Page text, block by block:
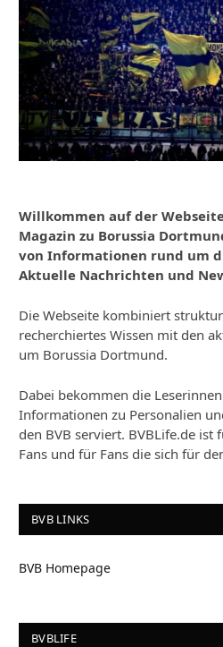
Willkommen auf der
Magazin zu Borussia
von Informationen rund um
Aktuelle Nachrichten und
Die Webseite kombiniert
recherchiertes Wissen mit den
um Borussia Dortmund.
Dabei bekommen die
Informationen zu Personalien
den BVB serviert. BVBLife.de ist
Fans und für Fans die sich für
BVB LINKS
BVB Homepage
BVBLIFE